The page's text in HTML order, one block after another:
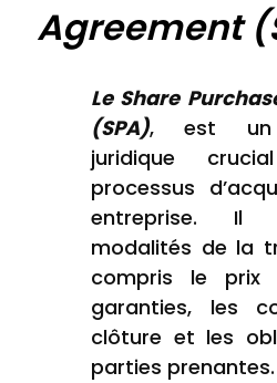
Agreement
Le Share
(SPA), est un
juridique
processus
entreprise. Il
modalités de la
compris le prix
garanties, les
clôture et les
parties prenantes.